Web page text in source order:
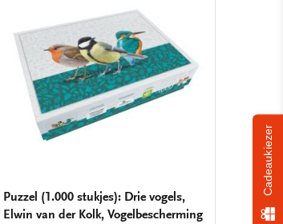
Puzzel (1.000 stukjes): Drie vogels,
Elwin van der Kolk, Vogelbescherming
Cadeaukiezer